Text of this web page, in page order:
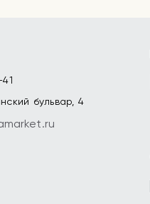
бульвар, 4